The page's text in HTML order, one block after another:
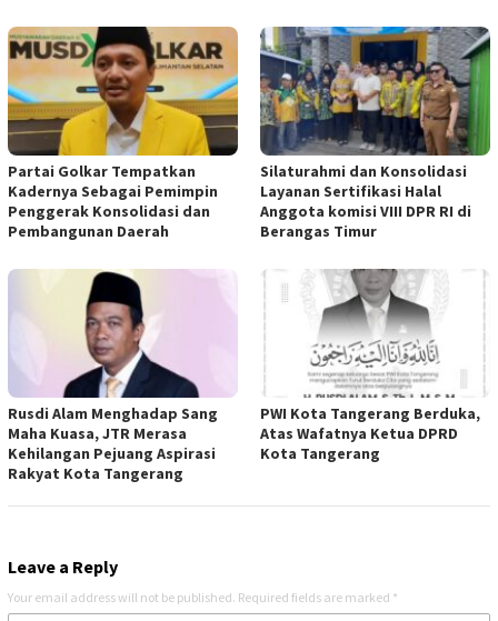
Partai Golkar Tempatkan
Kadernya Sebagai Pemimpin
Penggerak Konsolidasi dan
Pembangunan Daerah
Silaturahmi dan Konsolidasi
Layanan Sertifikasi Halal
Anggota komisi VIII DPR RI di
Berangas Timur
Rusdi Alam Menghadap Sang
Maha Kuasa, JTR Merasa
Kehilangan Pejuang Aspirasi
Rakyat Kota Tangerang
PWI Kota Tangerang Berduka,
Atas Wafatnya Ketua DPRD
Kota Tangerang
Leave a Reply
Your email address will not be published. Required fields are marked *